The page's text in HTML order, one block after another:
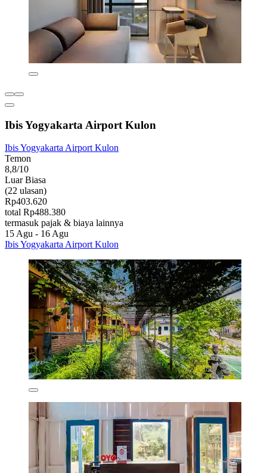
Ibis Yogyakarta Airport Kulon
Ibis Yogyakarta Airport Kulon
Temon
8,8/10
Luar Biasa
(22 ulasan)
Rp403.620
total Rp488.380
termasuk pajak & biaya lainnya
15 Agu - 16 Agu
Ibis Yogyakarta Airport Kulon